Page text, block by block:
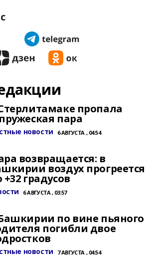
пропала
пара
новости 6 АВГУСТА , 04:54
возвращается: в
воздух прогреется
+32 градусов
6 АВГУСТА , 03:57
по вине пьяного
погибли двое
новости 7 АВГУСТА , 04:54